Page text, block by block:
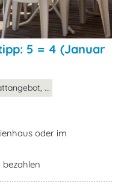
5 = 4 (Januar
...
oder im